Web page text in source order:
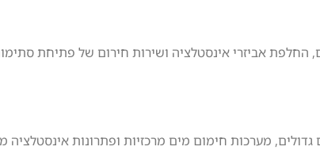
החלפת אביזרי אינסטלציה ושירות חירום של פתיחת
מערכות חימום מים מרכזיות ופתרונות אינסטלציה